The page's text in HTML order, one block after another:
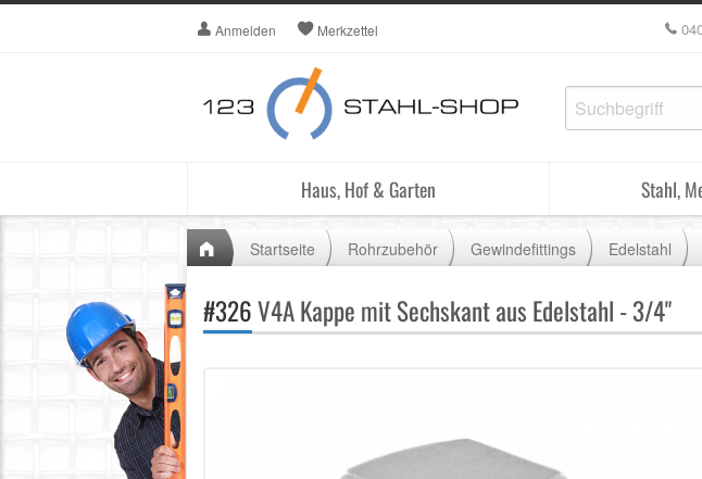
Anmelden Merkzettel
Haus, Hof & Garten Stahl,
Startseite Rohrzubehör Gewindefittings Edelstahl
#326V4A Kappe mit Sechskant aus Edelstahl - 3/4"